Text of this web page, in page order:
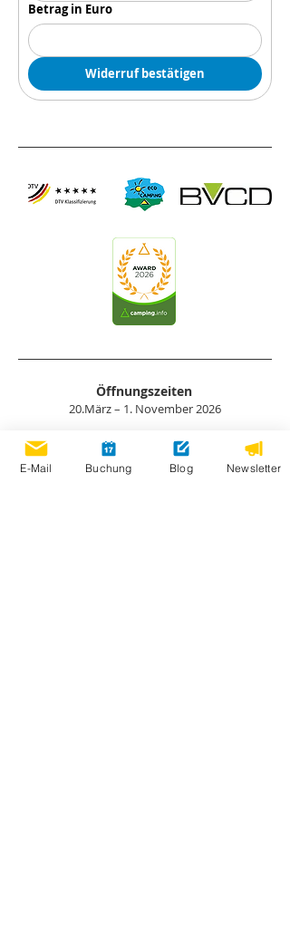
Betrag in Euro
Widerruf bestätigen
Öffnungszeiten
20.März – 1. November 2026
Zum Saisonkalender >
E-Mail Buchung Blog Newsletter